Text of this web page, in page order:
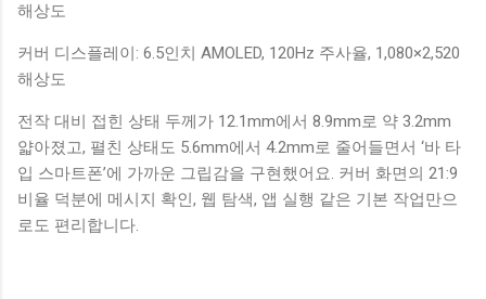
해상도
커버 디스플레이: 6.5인치 AMOLED, 120Hz 주사율, 1,080×2,520
해상도
전작 대비 접힌 상태 두께가 12.1mm에서 8.9mm로 약 3.2mm
얇아졌고, 펼친 상태도 5.6mm에서 4.2mm로 줄어들면서 ‘바 타
입 스마트폰’에 가까운 그립감을 구현했어요. 커버 화면의 21:9
비율 덕분에 메시지 확인, 웹 탐색, 앱 실행 같은 기본 작업만으
로도 편리합니다.